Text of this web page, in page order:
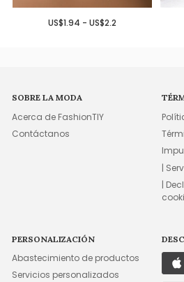
US$1.94 - US$2.2
SOBRE LA MODA
Acerca de FashionTIY
Contáctanos
|
|
PERSONALIZACIÓN
Abastecimiento de productos
Servicios personalizados